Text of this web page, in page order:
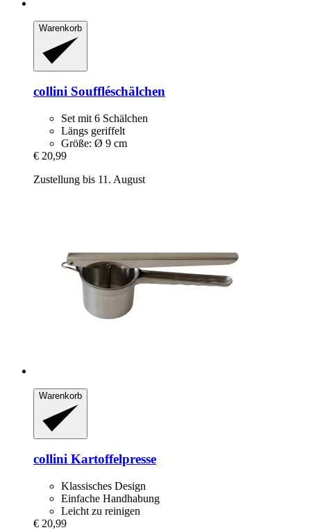
Warenkorb
collini Souffléschälchen
Set mit 6 Schälchen
Längs geriffelt
Größe: Ø 9 cm
€ 20,99
Zustellung bis 11. August
Warenkorb
collini Kartoffelpresse
Klassisches Design
Einfache Handhabung
Leicht zu reinigen
€ 20,99